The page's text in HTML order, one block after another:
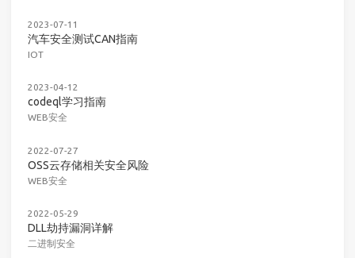
2023-07-11
汽车安全测试CAN指南
IOT
2023-04-12
codeql学习指南
WEB安全
2022-07-27
OSS云存储相关安全风险
WEB安全
2022-05-29
DLL劫持漏洞详解
二进制安全